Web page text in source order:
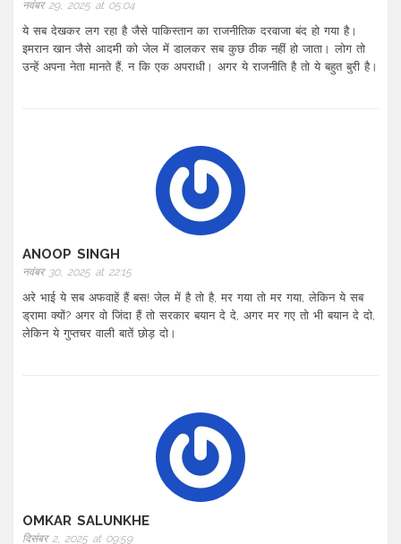
नवंबर 29, 2025 at 05:04
ये सब देखकर लग रहा है जैसे पाकिस्तान का राजनीतिक दरवाजा बंद हो गया है।
इमरान खान जैसे आदमी को जेल में डालकर सब कुछ ठीक नहीं हो जाता। लोग तो
उन्हें अपना नेता मानते हैं, न कि एक अपराधी। अगर ये राजनीति है तो ये बहुत बुरी है।
ANOOP SINGH
नवंबर 30, 2025 at 22:15
अरे भाई ये सब अफवाहें हैं बस! जेल में है तो है, मर गया तो मर गया, लेकिन ये सब
ड्रामा क्यों? अगर वो जिंदा हैं तो सरकार बयान दे दे, अगर मर गए तो भी बयान दे दो,
लेकिन ये गुप्तचर वाली बातें छोड़ दो।
OMKAR SALUNKHE
दिसंबर 2, 2025 at 09:59